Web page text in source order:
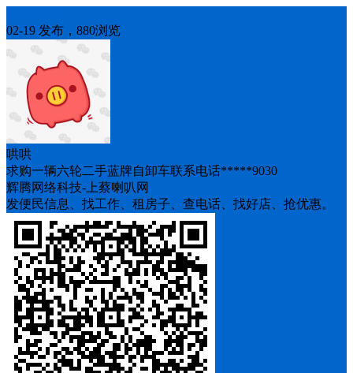
02-19 发布，880浏览
哄哄
求购一辆六轮二手蓝牌自卸车联系电话*****9030
辉腾网络科技-上蔡喇叭网
发便民信息、找工作、租房子、查电话、找好店、抢优惠。